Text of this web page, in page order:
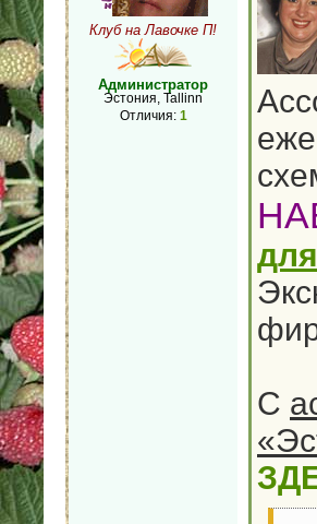
Клуб на Лавочке П!
Администратор
Эстония, Tallinn
Отличия: 1
С